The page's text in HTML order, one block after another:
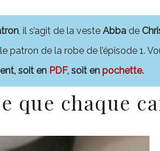
, il s’agit de la veste Abbade
patron de la robe de l’épisode 1.
soit en PDF, soit en pochette.
que chaque